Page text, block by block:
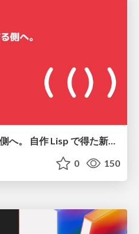
言語を使う側から、作る側へ。 自作 Lisp で得た新たな気づき。
0 150